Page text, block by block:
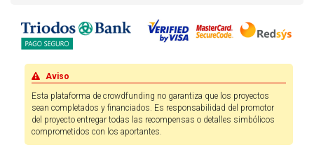
Aviso
Esta plataforma de crowdfunding no garantiza que los proyectos
sean completados y financiados. Es responsabilidad del promotor
del proyecto entregar todas las recompensas o detalles simbólicos
comprometidos con los aportantes.